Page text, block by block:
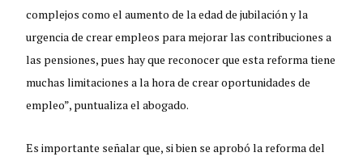
complejos como el aumento de la edad de jubilación y la
urgencia de crear empleos para mejorar las contribuciones a
las pensiones, pues hay que reconocer que esta reforma tiene
muchas limitaciones a la hora de crear oportunidades de
empleo”, puntualiza el abogado.
Es importante señalar que, si bien se aprobó la reforma del